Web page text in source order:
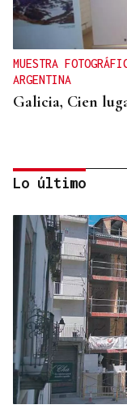
MUESTRA
ARGENTINA
Galicia, Cien
CONCIERTO DE
CON LOS SETE
SETE NETOS
PROBA'
Lo último